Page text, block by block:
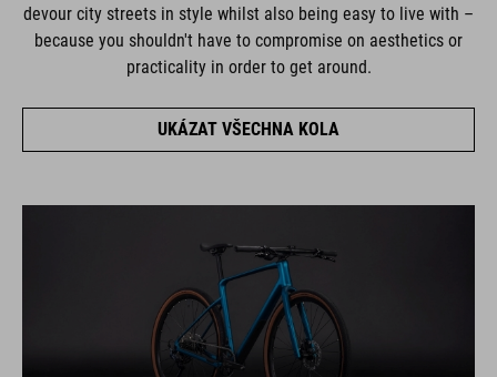
devour city streets in style whilst also being easy to live with –
because you shouldn't have to compromise on aesthetics or
practicality in order to get around.
UKÁZAT VŠECHNA KOLA